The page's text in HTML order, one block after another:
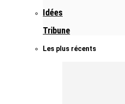
Idées
Tribune
Les plus récents